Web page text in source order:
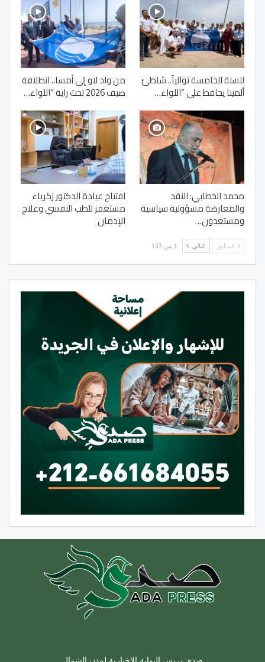
للسنة الخامسة توالياً.. شاطئ
ألمينا يحافظ على “اللواء…
من واد لاو إلى أمسا.. انطلاقة
صيف 2026 تحت راية “اللواء…
محمد الخطابي: النقد
والمعارضة مسؤولية سياسية
ومستعدون…
افتتاح عيادة الدكتور زكرياء
مستغفر للطب النفسي وعلاج
الإدمان
السابق التالي 1 من 133